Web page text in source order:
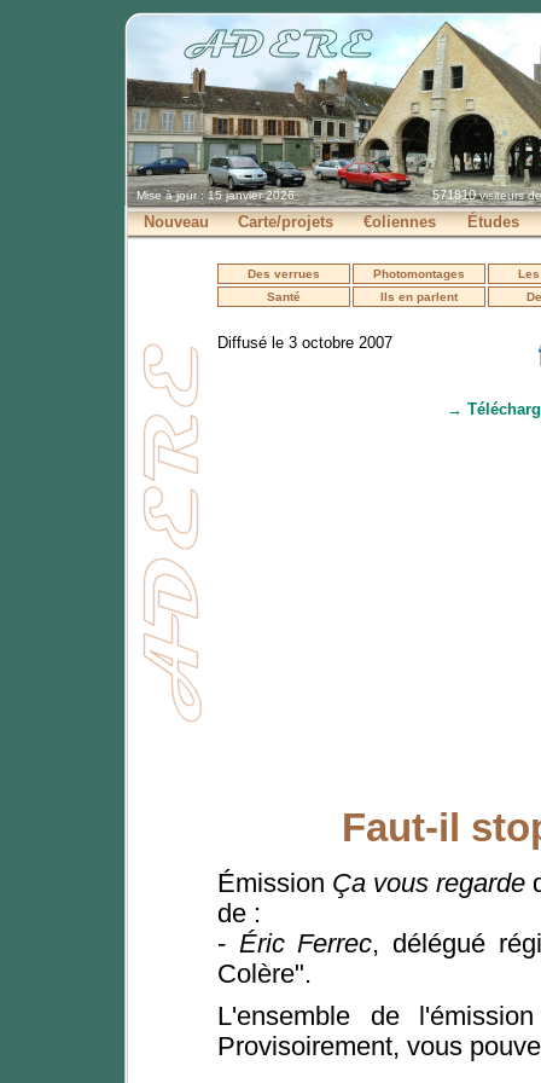
Mise à jour : 15 janvier 2026 571810visiteurs
Nouveau Carte/projets €oliennes Études
Des verrues Photomontages
Santé
Ils en parlent
Diffusé le 3 octobre 2007
→
Faut-il
Émission Ça vous regarde
de :
- Éric Ferrec, délégué
Colère".
L'ensemble de
Provisoirement, vous